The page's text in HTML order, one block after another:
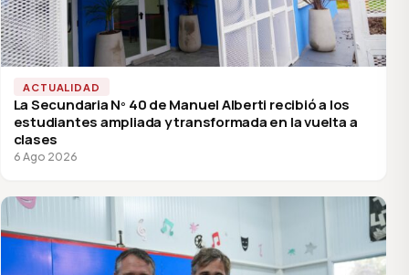
ACTUALIDAD
La Secundaria Nº 40 de Manuel Alberti recibió a los
estudiantes ampliada y transformada en la vuelta a
clases
6 Ago 2026